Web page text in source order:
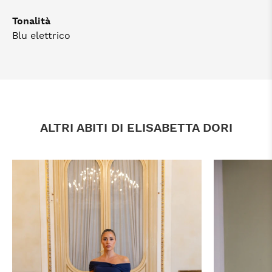
Tonalità
Blu elettrico
ALTRI ABITI DI ELISABETTA DORI